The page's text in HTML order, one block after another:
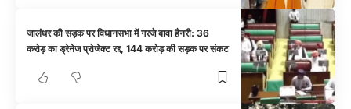
जालंधर की सड़क पर विधानसभा में गरजे बावा हैनरी: 36
करोड़ का ड्रेनेज प्रोजेक्ट रद्द, 144 करोड़ की सड़क पर संकट